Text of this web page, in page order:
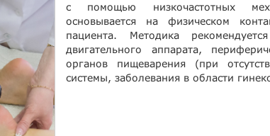
с помощью низкочастотных
основывается на физическом
пациента. Методика
двигательного аппарата,
органов пищеварения (при
системы, заболевания в области